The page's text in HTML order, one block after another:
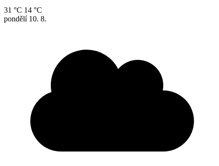
31 °C 14 °C
pondělí 10. 8.